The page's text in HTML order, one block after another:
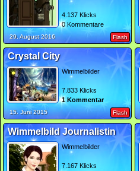
4.137 Klicks
0 Kommentare
29. August 2016 Flash
Crystal City
Wimmelbilder
7.833 Klicks
1 Kommentar
15. Juni 2015 Flash
Wimmelbild Journalistin
Wimmelbilder
7.167 Klicks